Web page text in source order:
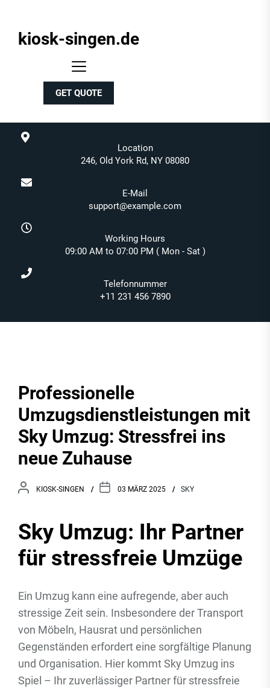
kiosk-
kiosk-singen.de
GET QUOTE
Location
246, Old York Rd, NY 08080
E-Mail
support@example.com
Working Hours
09:00 AM to 07:00 PM ( Mon - Sat )
Telefonnummer
+11 231 456 7890
Professionelle
Umzugsdienstleistungen mit
Sky Umzug: Stressfrei ins
neue Zuhause
KIOSK-SINGEN 03 MÄRZ 2025 SKY
Sky Umzug: Ihr Partner
für stressfreie Umzüge
Ein Umzug kann eine aufregende, aber auch
stressige Zeit sein. Insbesondere der Transport
von Möbeln, Hausrat und persönlichen
Gegenständen erfordert eine sorgfältige Planung
und Organisation. Hier kommt Sky Umzug ins
Spiel – Ihr zuverlässiger Partner für stressfreie